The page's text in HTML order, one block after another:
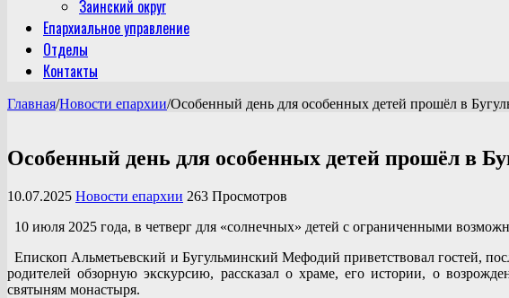
Заинский округ
Епархиальное управление
Отделы
Контакты
Главная/Новости епархии/Особенный день для особенных детей прошёл в
Особенный день для особенных детей прошёл в
10.07.2025 Новости епархии 263 Просмотров
10 июля 2025 года, в четверг для «солнечных» детей с ограниченными
Епископ Альметьевский и Бугульминский Мефодий приветствовал гостей,
родителей обзорную экскурсию, рассказал о храме, его истории, о
святыням монастыря.